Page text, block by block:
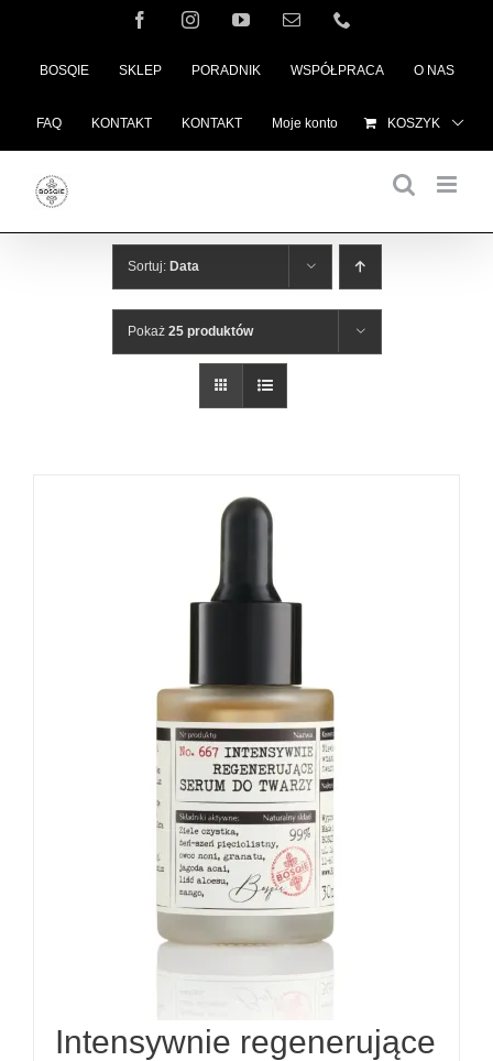
FacebookInstagramYouTubeEmail
BOSQIE SKLEP PORADNIK WSPÓŁPRACA O NAS
FAQ KONTAKT KONTAKT Moje konto KOSZYK
Sortuj: Data
Pokaż 25 produktów
Intensywnie regenerujące